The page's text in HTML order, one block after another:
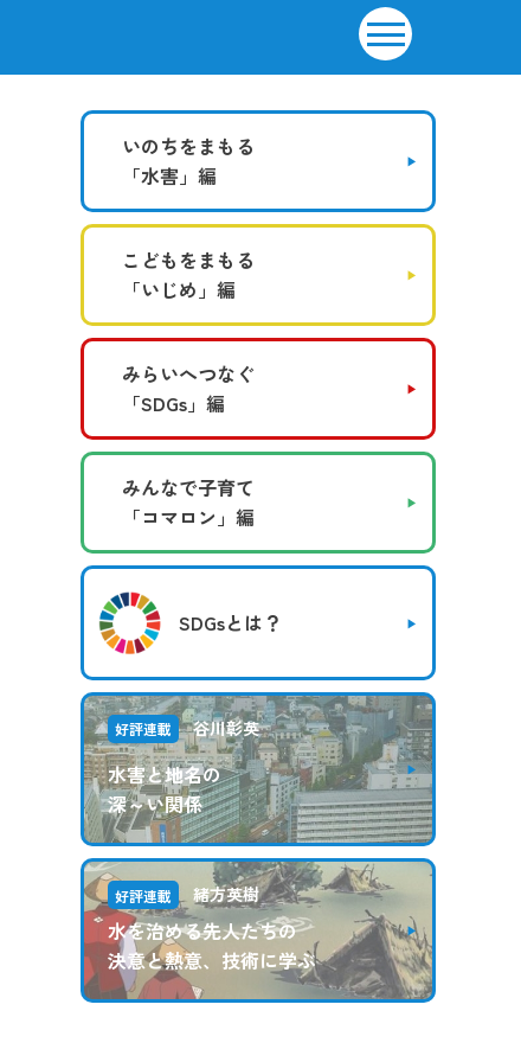
いのちをまもる
「水害」編
こどもをまもる
「いじめ」編
みらいへつなぐ
「SDGs」編
みんなで子育て
「コマロン」編
SDGsとは？
好評連載 谷川彰英
水害と地名の
深～い関係
好評連載 緒方英樹
水を治める先人たちの
決意と熱意、技術に学ぶ